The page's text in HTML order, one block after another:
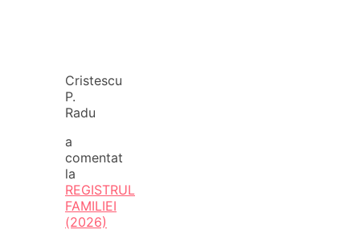
Cristescu
P.
Radu
a
comentat
la
REGISTRUL
FAMILIEI
(2026)